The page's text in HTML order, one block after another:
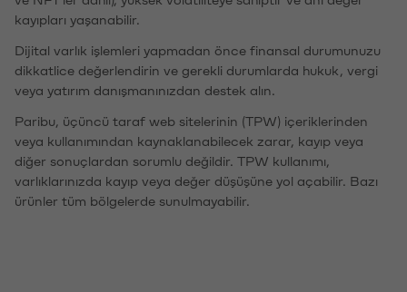
kayıpları yaşanabilir.
Dijital varlık işlemleri yapmadan önce finansal durumunuzu
dikkatlice değerlendirin ve gerekli durumlarda hukuk, vergi
veya yatırım danışmanınızdan destek alın.
Paribu, üçüncü taraf web sitelerinin (TPW) içeriklerinden
veya kullanımından kaynaklanabilecek zarar, kayıp veya
diğer sonuçlardan sorumlu değildir. TPW kullanımı,
varlıklarınızda kayıp veya değer düşüşüne yol açabilir. Bazı
ürünler tüm bölgelerde sunulmayabilir.